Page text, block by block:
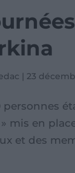
| 23
personnes
mis en
et des